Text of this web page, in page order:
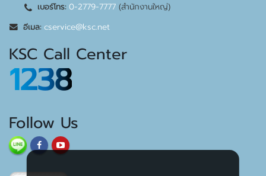
เบอร์โทร: 0-2779-7777 (สำนักงานใหญ่)
อีเมล: cservice@ksc.net
KSC Call Center
1238
Follow Us